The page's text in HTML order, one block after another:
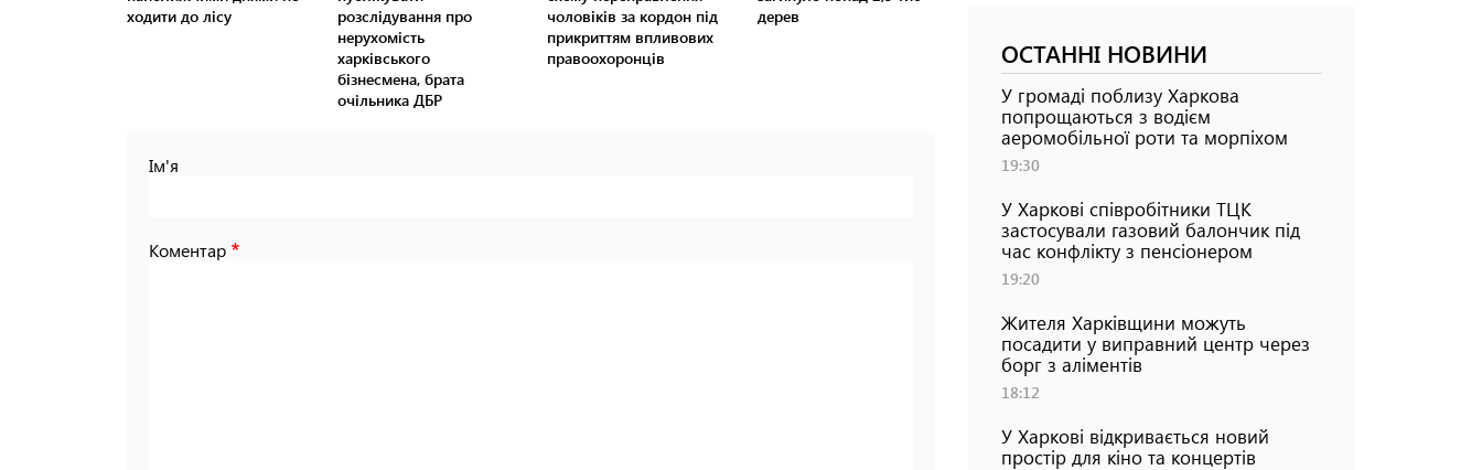
ходити до лісу
розслідування про
нерухомість
харківського
бізнесмена, брата
очільника ДБР
чоловіків за кордон під
прикриттям впливових
правоохоронців
дерев
Ім'я
Коментар
ОСТАННІ НОВИНИ
У громаді поблизу Харкова
попрощаються з водієм
аеромобільної роти та морпіхом
19:30
У Харкові співробітники ТЦК
застосували газовий балончик під
час конфлікту з пенсіонером
19:20
Жителя Харківщини можуть
посадити у виправний центр через
борг з аліментів
18:12
У Харкові відкривається новий
простір для кіно та концертів